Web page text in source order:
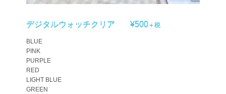
デジタルウォッチクリア ¥500＋税
BLUE
PINK
PURPLE
RED
LIGHT BLUE
GREEN